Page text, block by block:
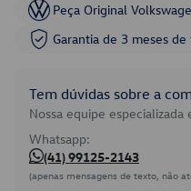
Peça Original
Garantia de 3 meses de
Tem dúvidas sobre a
Nossa equipe
Whatsapp:
(41) 99125-2143
(apenas mensagens de texto, não